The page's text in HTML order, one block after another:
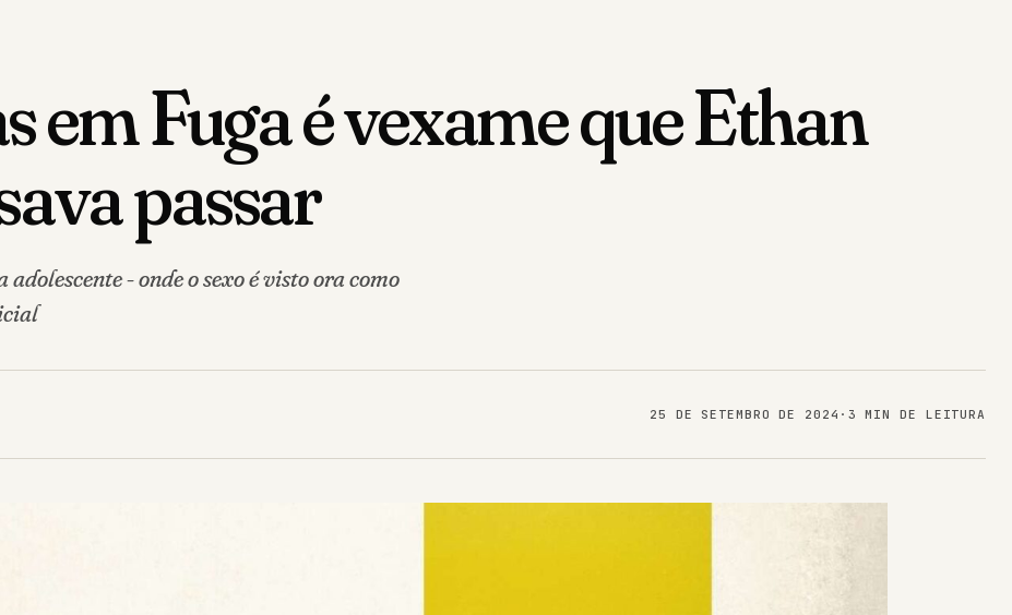
em Fuga é vexame que Ethan
passar
- onde o sexo é visto ora como
25 DE SETEMBRO DE 2024 · 3 MIN DE LEITURA